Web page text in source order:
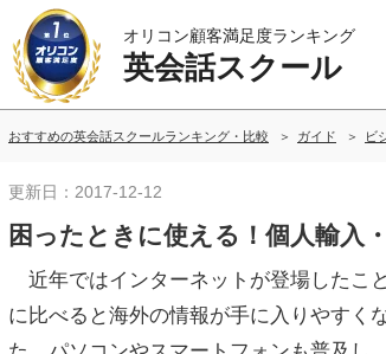
オリコン顧客満足度ランキング
英会話スクール
おすすめの英会話スクールランキング・比較 ガイド ビ
更新日：2017-12-12
困ったときに使える！個人輸入
近年ではインターネットが登場したこ
に比べると海外の情報が手に入りやすく